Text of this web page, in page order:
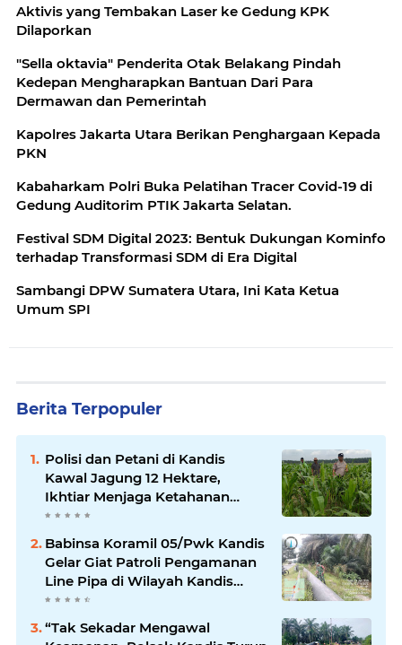
Aktivis yang Tembakan Laser ke Gedung KPK
Dilaporkan
"Sella oktavia" Penderita Otak Belakang Pindah
Kedepan Mengharapkan Bantuan Dari Para
Dermawan dan Pemerintah
Kapolres Jakarta Utara Berikan Penghargaan Kepada
PKN
Kabaharkam Polri Buka Pelatihan Tracer Covid-19 di
Gedung Auditorim PTIK Jakarta Selatan.
Festival SDM Digital 2023: Bentuk Dukungan Kominfo
terhadap Transformasi SDM di Era Digital
Sambangi DPW Sumatera Utara, Ini Kata Ketua
Umum SPI
Berita Terpopuler
Polisi dan Petani di Kandis
Kawal Jagung 12 Hektare,
Ikhtiar Menjaga Ketahanan
Pangan
Babinsa Koramil 05/Pwk Kandis
Gelar Giat Patroli Pengamanan
Line Pipa di Wilayah Kandis
Kandis
“Tak Sekadar Mengawal